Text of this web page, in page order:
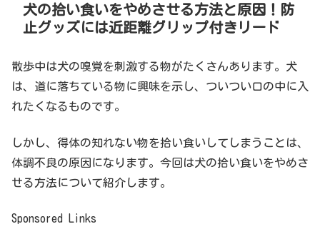
犬の拾い食いをやめさせる方法と原因！防
止グッズには近距離グリップ付きリード
散歩中は犬の嗅覚を刺激する物がたくさんあります。犬
は、道に落ちている物に興味を示し、ついつい口の中に入
れたくなるものです。
しかし、得体の知れない物を拾い食いしてしまうことは、
体調不良の原因になります。今回は犬の拾い食いをやめさ
せる方法について紹介します。
Sponsored Links